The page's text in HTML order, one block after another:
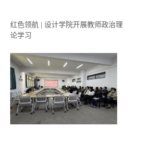
红色领航 | 设计学院开展教师政治理
论学习